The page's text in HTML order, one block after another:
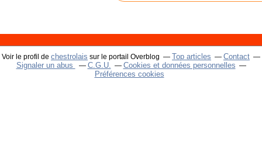
Voir le profil de chestrolais sur le portail Overblog Top articles
Contact
Signaler un abus
C.G.U.
Cookies et données personnelles
Préférences cookies